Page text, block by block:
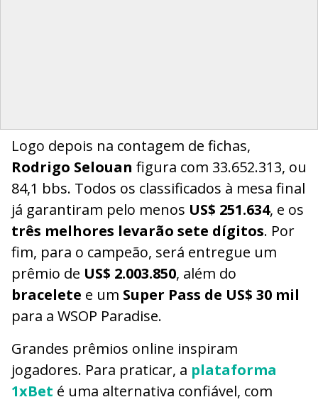
Logo depois na contagem de fichas,
Rodrigo Selouan figura com 33.652.313, ou
84,1 bbs. Todos os classificados à mesa final
já garantiram pelo menos US$ 251.634, e os
três melhores levarão sete dígitos. Por
fim, para o campeão, será entregue um
prêmio de US$ 2.003.850, além do
bracelete e um Super Pass de US$ 30 mil
para a WSOP Paradise.
Grandes prêmios online inspiram
jogadores. Para praticar, a plataforma
1xBet é uma alternativa confiável, com